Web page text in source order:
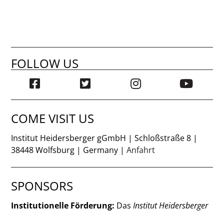
FOLLOW US
COME VISIT US
Institut Heidersberger gGmbH | Schloßstraße 8 |
38448 Wolfsburg | Germany |Anfahrt
SPONSORS
Institutionelle Förderung: Das Institut Heidersberger